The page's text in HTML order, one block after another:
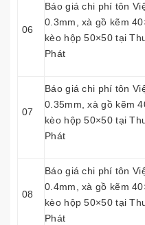
06
Báo giá chi phí tôn
0.3mm, xà gồ kẽm
kèo hộp 50×50 tại
Phát
07
Báo giá chi phí tôn
0.35mm, xà gồ kẽm
kèo hộp 50×50 tại
Phát
08
Báo giá chi phí tôn
0.4mm, xà gồ kẽm
kèo hộp 50×50 tại
Phát